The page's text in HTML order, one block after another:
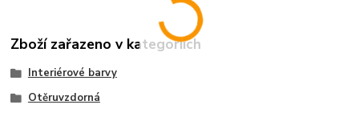
Zboží zařazeno v kategoriích
Interiérové barvy
Otěruvzdorná